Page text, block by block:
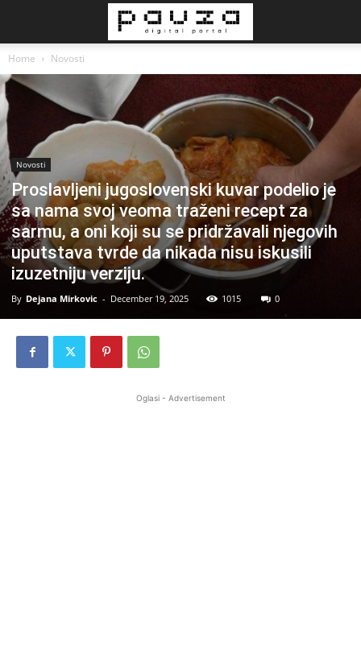
Home Novosti
Novosti
Proslavljeni jugoslovenski kuvar podelio je
sa nama svoj veoma traženi recept za
sarmu, a oni koji su se pridržavali njegovih
uputstava tvrde da nikada nisu iskusili
izuzetniju verziju.
By Dejana Mirkovic - December 19, 2025 1015 0
Oglasi - Advertisement